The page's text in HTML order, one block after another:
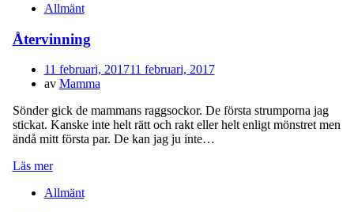
Allmänt
Återvinning
Publicerad
den
11 februari, 201711 februari, 2017
av Mamma
Sönder gick de mammans raggsockor. De första strumporna jag
stickat. Kanske inte helt rätt och rakt eller helt enligt mönstret men
ändå mitt första par. De kan jag ju inte…
Läs mer
Allmänt